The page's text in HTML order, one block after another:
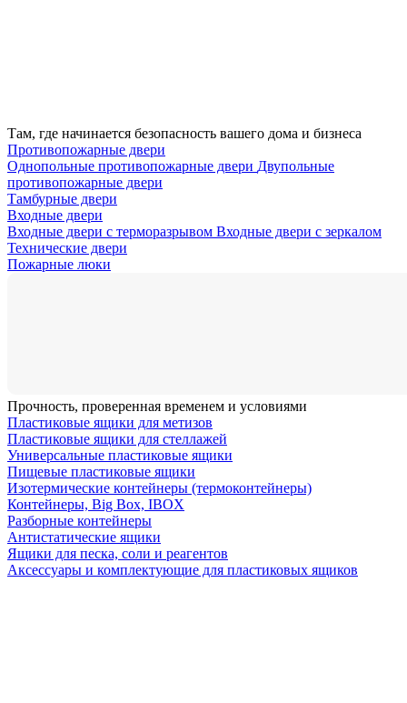
Там, где начинается безопасность вашего дома и бизнеса
Противопожарные двери
Однопольные противопожарные двери Двупольные
противопожарные двери
Тамбурные двери
Входные двери
Входные двери с терморазрывом Входные двери с зеркалом
Технические двери
Пожарные люки
Прочность, проверенная временем и условиями
Пластиковые ящики для метизов
Пластиковые ящики для стеллажей
Универсальные пластиковые ящики
Пищевые пластиковые ящики
Изотермические контейнеры (термоконтейнеры)
Контейнеры, Big Box, IBOX
Разборные контейнеры
Антистатические ящики
Ящики для песка, соли и реагентов
Аксессуары и комплектующие для пластиковых ящиков